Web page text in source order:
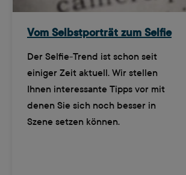
Vom Selbstporträt zum Selfie
Der Selfie-Trend ist schon seit
einiger Zeit aktuell. Wir stellen
Ihnen interessante Tipps vor mit
denen Sie sich noch besser in
Szene setzen können.